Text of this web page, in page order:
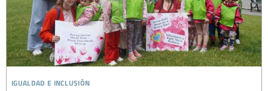
igualdad e inclusión